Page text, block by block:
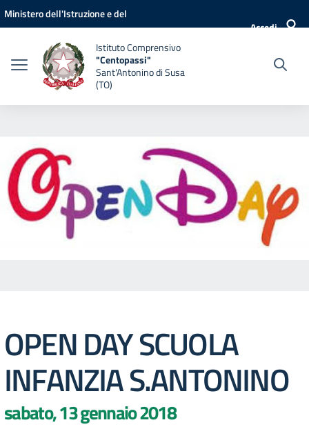
Vai ai contenuti
Vai al menu di navigazione
Vai al footer
Ministero dell'Istruzione e del
Accedi
Istituto Comprensivo
"Centopassi"
Sant'Antonino di Susa
(TO)
OPEN DAY SCUOLA
INFANZIA S.ANTONINO
sabato, 13 gennaio 2018